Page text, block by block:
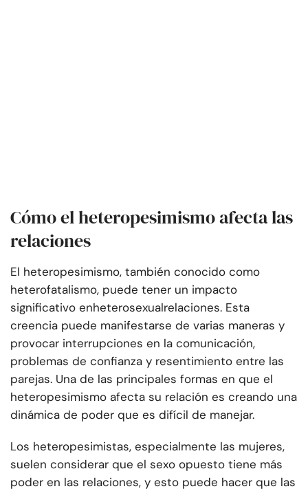
Cómo el heteropesimismo afecta las
relaciones
El heteropesimismo, también conocido como
heterofatalismo, puede tener un impacto
significativo enheterosexualrelaciones. Esta
creencia puede manifestarse de varias maneras y
provocar interrupciones en la comunicación,
problemas de confianza y resentimiento entre las
parejas. Una de las principales formas en que el
heteropesimismo afecta su relación es creando una
dinámica de poder que es difícil de manejar.
Los heteropesimistas, especialmente las mujeres,
suelen considerar que el sexo opuesto tiene más
poder en las relaciones, y esto puede hacer que las